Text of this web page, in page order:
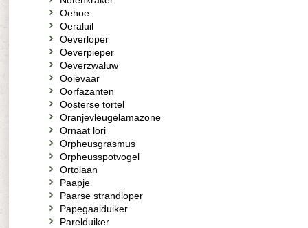
Oehoe
Oeraluil
Oeverloper
Oeverpieper
Oeverzwaluw
Ooievaar
Oorfazanten
Oosterse tortel
Oranjevleugelamazone
Ornaat lori
Orpheusgrasmus
Orpheusspotvogel
Ortolaan
Paapje
Paarse strandloper
Papegaaiduiker
Parelduiker